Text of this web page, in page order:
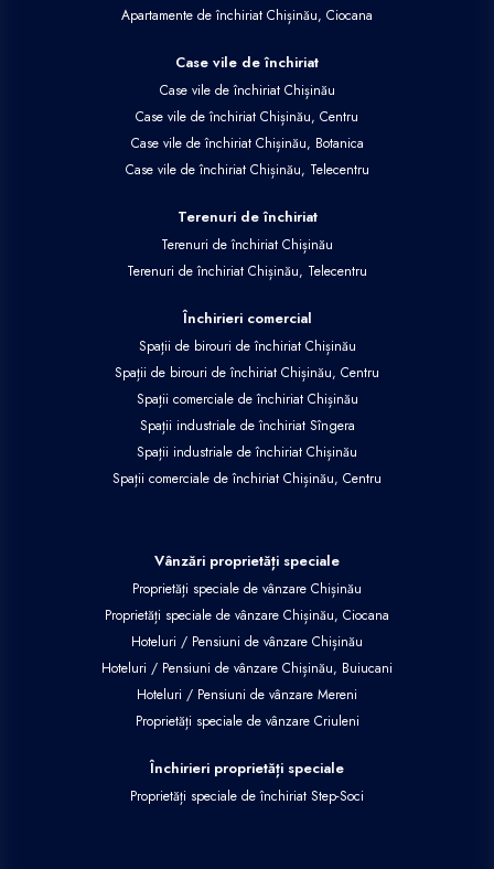
Apartamente de închiriat Chișinău, Ciocana
Case vile de închiriat
Case vile de închiriat Chișinău
Case vile de închiriat Chișinău, Centru
Case vile de închiriat Chișinău, Botanica
Case vile de închiriat Chișinău, Telecentru
Terenuri de închiriat
Terenuri de închiriat Chișinău
Terenuri de închiriat Chișinău, Telecentru
Închirieri comercial
Spații de birouri de închiriat Chișinău
Spații de birouri de închiriat Chișinău, Centru
Spații comerciale de închiriat Chișinău
Spații industriale de închiriat Sîngera
Spații industriale de închiriat Chișinău
Spații comerciale de închiriat Chișinău, Centru
Vânzări proprietăți speciale
Proprietăți speciale de vânzare Chișinău
Proprietăți speciale de vânzare Chișinău, Ciocana
Hoteluri / Pensiuni de vânzare Chișinău
Hoteluri / Pensiuni de vânzare Chișinău, Buiucani
Hoteluri / Pensiuni de vânzare Mereni
Proprietăți speciale de vânzare Criuleni
Închirieri proprietăți speciale
Proprietăți speciale de închiriat Step-Soci